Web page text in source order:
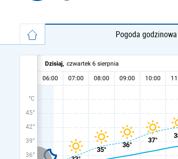
Pogoda godzinowa
°C
45°
42°
39°
36°